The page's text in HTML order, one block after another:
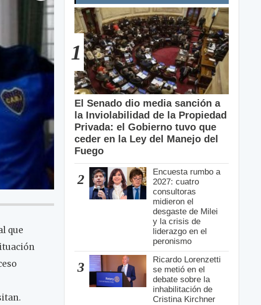
que
1
El Senado dio media sanción a
la Inviolabilidad de la Propiedad
Privada: el Gobierno tuvo que
ceder en la Ley del Manejo del
Fuego
2
Encuesta rumbo a
2027: cuatro
consultoras
midieron el
desgaste de Milei
y la crisis de
liderazgo en el
peronismo
3
Ricardo Lorenzetti
se metió en el
debate sobre la
inhabilitación de
Cristina Kirchner